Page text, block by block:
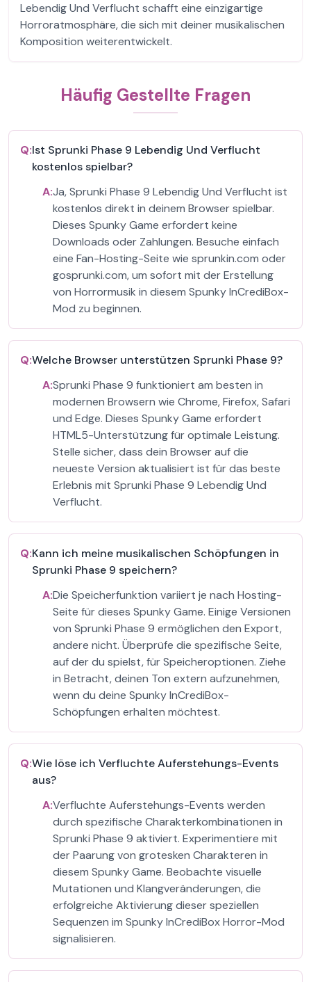
Lebendig Und Verflucht schafft eine einzigartige
Horroratmosphäre, die sich mit deiner musikalischen
Komposition weiterentwickelt.
Häufig Gestellte Fragen
Q:Ist Sprunki Phase 9 Lebendig Und Verflucht
kostenlos spielbar?
A:Ja, Sprunki Phase 9 Lebendig Und Verflucht ist
kostenlos direkt in deinem Browser spielbar.
Dieses Spunky Game erfordert keine
Downloads oder Zahlungen. Besuche einfach
eine Fan-Hosting-Seite wie sprunkin.com oder
gosprunki.com, um sofort mit der Erstellung
von Horrormusik in diesem Spunky InCrediBox-
Mod zu beginnen.
Q:Welche Browser unterstützen Sprunki Phase 9?
A:Sprunki Phase 9 funktioniert am besten in
modernen Browsern wie Chrome, Firefox, Safari
und Edge. Dieses Spunky Game erfordert
HTML5-Unterstützung für optimale Leistung.
Stelle sicher, dass dein Browser auf die
neueste Version aktualisiert ist für das beste
Erlebnis mit Sprunki Phase 9 Lebendig Und
Verflucht.
Q:Kann ich meine musikalischen Schöpfungen in
Sprunki Phase 9 speichern?
A:Die Speicherfunktion variiert je nach Hosting-
Seite für dieses Spunky Game. Einige Versionen
von Sprunki Phase 9 ermöglichen den Export,
andere nicht. Überprüfe die spezifische Seite,
auf der du spielst, für Speicheroptionen. Ziehe
in Betracht, deinen Ton extern aufzunehmen,
wenn du deine Spunky InCrediBox-
Schöpfungen erhalten möchtest.
Q:Wie löse ich Verfluchte Auferstehungs-Events
aus?
A:Verfluchte Auferstehungs-Events werden
durch spezifische Charakterkombinationen in
Sprunki Phase 9 aktiviert. Experimentiere mit
der Paarung von grotesken Charakteren in
diesem Spunky Game. Beobachte visuelle
Mutationen und Klangveränderungen, die
erfolgreiche Aktivierung dieser speziellen
Sequenzen im Spunky InCrediBox Horror-Mod
signalisieren.